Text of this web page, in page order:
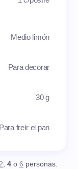
Medio limón
Para decorar
30 g
Para freír el pan
, 4 o 6 personas.